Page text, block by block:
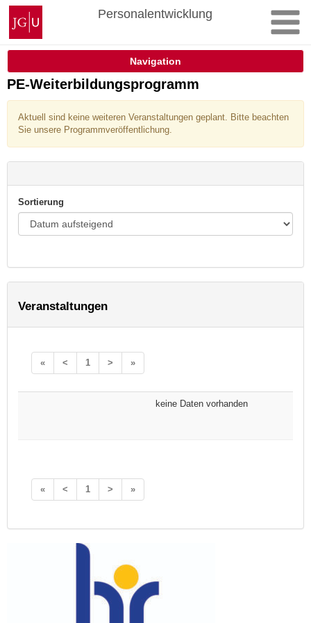
Zum
Inhalt
springen
Johannes
Gutenberg-
Universität
Personalentwicklung
Navigation
PE-Weiterbildungsprogramm
Aktuell sind keine weiteren Veranstaltungen geplant. Bitte beachten
Sie unsere Programmveröffentlichung.
Sortierung
Veranstaltungen
« < 1 > »
keine Daten vorhanden
« < 1 > »